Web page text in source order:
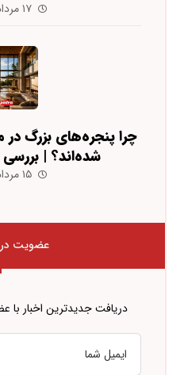
۱۷ مرداد ۱۴۰۵
چرا پنجره‌های بزرگ
شده‌اند؟ | بررسی
۱۵ مرداد ۱۴۰۵
عضویت در
دریافت جدیدترین اخبار با